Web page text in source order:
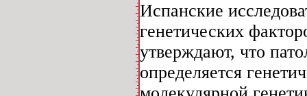
Испанские
генетических
утверждают, что
определяется